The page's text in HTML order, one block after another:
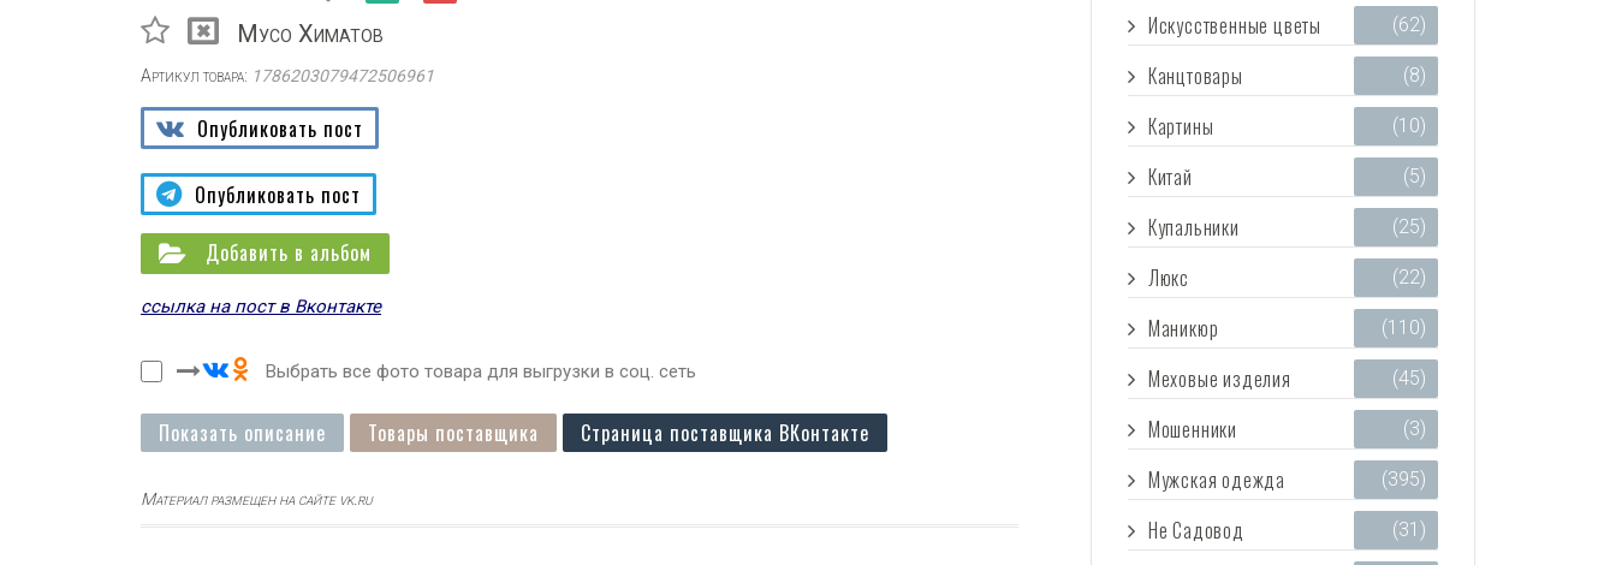
Мусо Химатов
Артикул товара: 1786203079472506961
Опубликовать пост
Опубликовать пост
Добавить в альбом
ссылка на пост в Вконтакте
Выбрать все фото товара для выгрузки в соц. сеть
Показать описание Товары поставщика Страница поставщика ВКонтакте
Материал размещен на сайте vk.ru
Искусственные цветы (62)
Канцтовары (8)
Картины (10)
Китай (5)
Купальники (25)
Люкс (22)
Маникюр (110)
Меховые изделия (45)
Мошенники (3)
Мужская одежда (395)
Не Садовод (31)